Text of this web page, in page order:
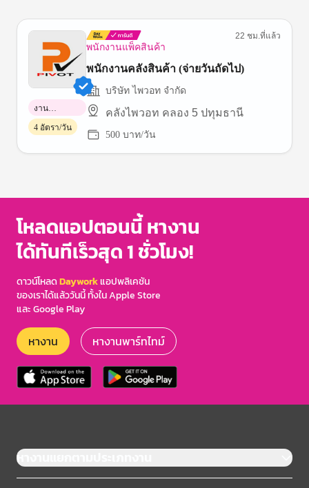
พนักงานแพ็คสินค้า
22 ชม.ที่แล้ว
พนักงานคลังสินค้า (จ่ายวันถัดไป)
บริษัท ไพวอท จำกัด
คลังไพวอท คลอง 5 ปทุมธานี
500 บาท/วัน
งาน
พาร์ทไทม์
4 อัตรา/วัน
โหลดแอปตอนนี้ หางาน
ได้ทันทีเร็วสุด 1 ชั่วโมง!
ดาวน์โหลดDayworkแอปพลิเคชัน
ของเราได้แล้ววันนี้ ทั้งใน Apple Store
และ Google Play
หางาน หางานพาร์ทไทม์
หางานแยกตามประเภทงาน